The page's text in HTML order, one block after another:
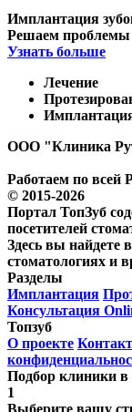
Имплантация
Решаем проблемы
Узнать больше
Лечение
ООО "Клиника
Работаем по всей
© 2015-2026
Портал ТопЗуб
посетителей
Здесь вы найдете
стоматологиях и
Разделы
Имплантация
Консультация
Топзуб
О проекте
Подбор клиники в
1
Выберите вашу